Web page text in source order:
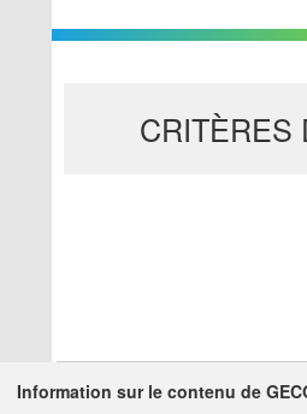
CRITÈRES
Information sur le contenu de